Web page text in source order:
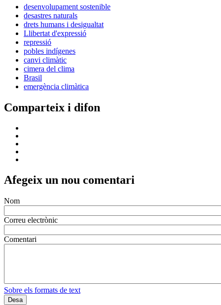
desenvolupament sostenible
desastres naturals
drets humans i desigualtat
Llibertat d'expressió
repressió
pobles indígenes
canvi climàtic
cimera del clima
Brasil
emergència climàtica
Comparteix i difon
Afegeix un nou comentari
Nom
Correu electrònic
Comentari
Sobre els formats de text